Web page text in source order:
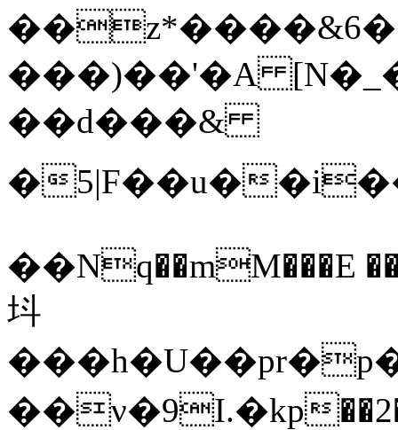
���)��'�A
��d���&
�5|F��u�
��Nq��mM���E
㘰
��ν�9І.�kp